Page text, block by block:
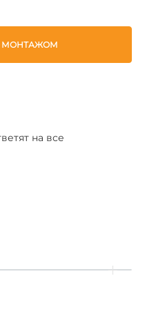
МОНТАЖОМ
на все